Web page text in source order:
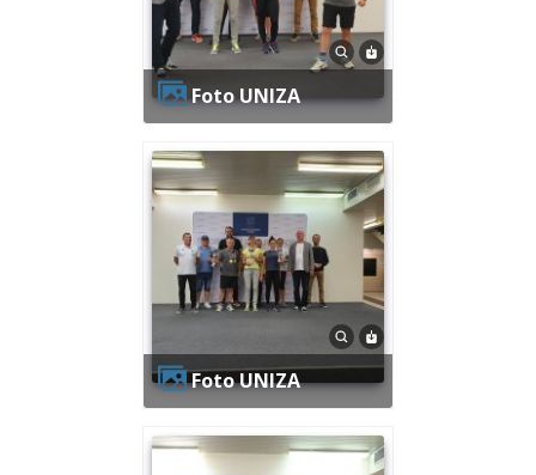
Foto UNIZA
Foto UNIZA